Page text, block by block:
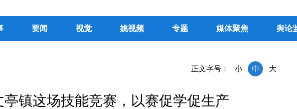
要闻 视觉 姚视频 专题 媒体聚焦 舆论
正文字号： 小 中 大
亭镇这场技能竞赛，以赛促学促生产